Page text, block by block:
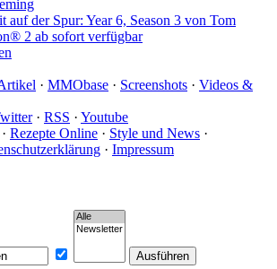
auf der Spur: Year 6, Season 3 von Tom
2 ab sofort verfügbar
· MMObase · Screenshots · Videos &
· RSS · Youtube
· Rezepte Online · Style und News ·
· Impressum